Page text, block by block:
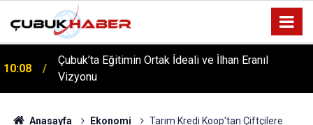
Çubuk’ta Eğitimin Ortak İdeali ve İlhan Eranıl
Vizyonu
12:06
ÇUBUK’TA ‘YAZA MERHABA’ COŞKUSU: Kursiyerler
Gönüllerince Eğlendi!
Anasayfa Ekonomi
Tarım Kredi Koop'tan Çiftçilere